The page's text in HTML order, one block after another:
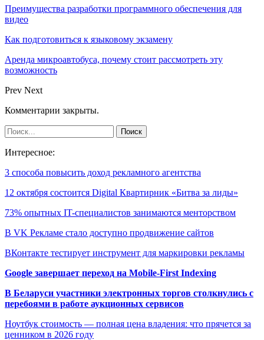
Преимущества разработки программного обеспечения для
видео
Как подготовиться к языковому экзамену
Аренда микроавтобуса, почему стоит рассмотреть эту
возможность
Prev Next
Комментарии закрыты.
Интересное:
3 способа повысить доход рекламного агентства
12 октября состоится Digital Квартирник «Битва за лиды»
73% опытных IT-специалистов занимаются менторством
В VK Рекламе стало доступно продвижение сайтов
ВКонтакте тестирует инструмент для маркировки рекламы
Google завершает переход на Mobile-First Indexing
В Беларуси участники электронных торгов столкнулись с
перебоями в работе аукционных сервисов
Ноутбук стоимость — полная цена владения: что прячется за
ценником в 2026 году